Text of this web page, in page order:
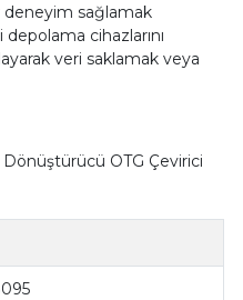
deneyim sağlamak
cihazlarını
veri saklamak veya
OTG Çevirici